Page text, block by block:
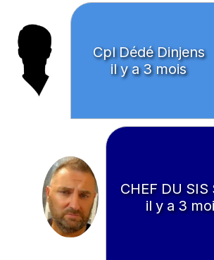
Cpl Dédé Dinjens
il y a 3 mois
CHEF DU SIS
il y a 3